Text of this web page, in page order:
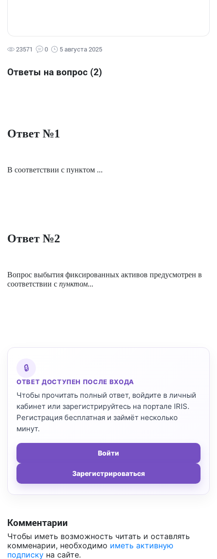
23571 0 5 августа 2025
Ответы на вопрос (2)
Ответ №1
В соответствии с пунктом ...
Ответ №2
Вопрос выбытия фиксированных активов предусмотрен в
соответствии с пунктом...
🔒
ОТВЕТ ДОСТУПЕН ПОСЛЕ ВХОДА
Чтобы прочитать полный ответ, войдите в личный
кабинет или зарегистрируйтесь на портале IRIS.
Регистрация бесплатная и займёт несколько
минут.
Войти
Зарегистрироваться
Комментарии
Чтобы иметь возможность читать и оставлять
комменарии, необходимо иметь активную
подписку на сайте.